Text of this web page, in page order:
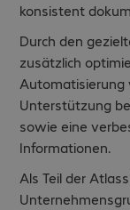
konsistent
Durch den
zusätzlich
Automatisierung
Unterstützung
sowie eine
Informationen.
Als Teil der